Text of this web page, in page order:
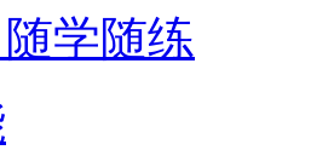
学随练